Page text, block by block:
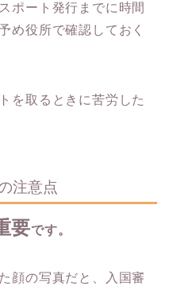
ポート発行までに時間
め役所で確認しておく
を取るときに苦労した
注意点
要です。
顔の写真だと、入国審